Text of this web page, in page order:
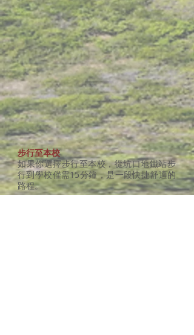
步行至本校
如果你選擇步行至本校，從坑口地鐵站步
行到學校僅需15分鐘，是一段快捷舒適的
路程。